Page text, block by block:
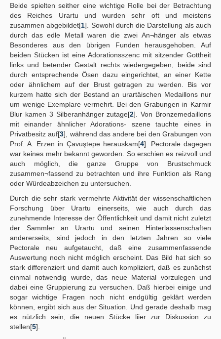
Beide spielten seither eine wichtige Rolle bei der Betrachtung
des Reiches Urartu und wurden sehr oft und meistens
zusammen abgebildet[1]. Sowohl durch die Darstellung als auch
durch das edle Metall waren die zwei An¬hänger als etwas
Besonderes aus den übrigen Funden herausgehoben. Auf
beiden Stücken ist eine Adorationsszenc mit sitzender Gottheit
links und betender Gestalt rechts wiedergegeben; beide sind
durch entsprechende Ösen dazu eingerichtet, an einer Kette
oder ähnlichem auf der Brust getragen zu werden. Bis vor
kurzem hatte sich der Bestand an urartäischen Medaillons nur
um wenige Exemplare vermehrt. Bei den Grabungen in Karmir
Blur kamen 3 Silberanhänger zutage[2]. Von Bronzemedaillons
mit einander ähnlicher Adorations- szene tauchte eines in
Privatbesitz auf[3], während das andere bei den Grabungen von
Prof. A. Erzen in Çavuştepe herauskam[4]. Pectorale dagegen
war keines mehr bekannt geworden. So erschien es reizvoll und
auch möglich, die ganze Gruppe von Brustschmuck
zusammen¬fassend zu betrachten und ihre Funktion als Rang
oder Würdeabzeichen zu untersuchen.
Durch die sehr stark vermehrte Aktivität der wissenschaftlichen
Forschung über Urartu einerseits, wie auch durch das
zunehmende Interesse der Öffentlichkeit und damit nicht zuletzt
der Sammler an Urartu und seinen Hinterlassenschaften
andererseits, sind jedoch in den letzten Jahren so viele
Pectorale neu aufgetaucht, daß eine zusammenfassende
Auswertung noch nicht möglich erscheint. Das Bild hat sich so
stark differenziert und damit auch kompliziert, daß es zunächst
einmal notwendig wurde, das neue Material vorzulegen und
dabei eine Gruppierung zu versuchen. Daß hierbei einige und
sogar wichtige Fragen noch nicht endgültig geklärt werden
können, ergibt sich aus der Situation. Und gerade deshalb mag
es nützlich sein, die neuen Stücke liier zur Diskussion zu
stellen[5].